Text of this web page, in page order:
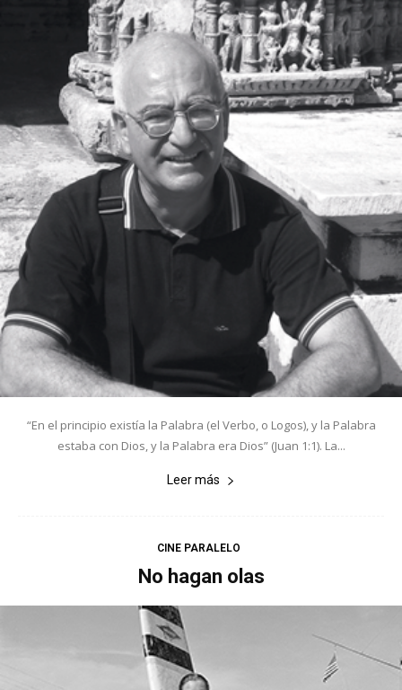
“En el principio existía la Palabra (el Verbo, o Logos), y la Palabra
estaba con Dios, y la Palabra era Dios” (Juan 1:1). La...
Leer más
CINE PARALELO
No hagan olas